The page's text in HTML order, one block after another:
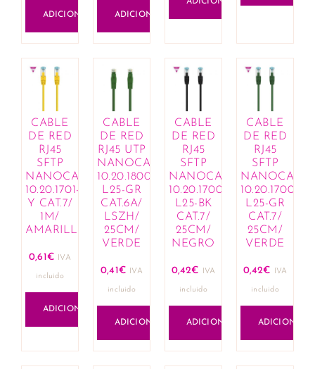
ADICIONAR ADICIONAR
CABLE
DE RED
RJ45
SFTP
NANOCABLE
10.20.1701-
Y CAT.7/
1M/
AMARILLO
0,61 € IVA
incluido
ADICIONAR
CABLE
DE RED
RJ45 UTP
NANOCABLE
10.20.1800-
L25-GR
CAT.6A/
LSZH/
25CM/
VERDE
0,41 € IVA
incluido
ADICIONAR
CABLE
DE RED
RJ45
SFTP
NANOCABLE
10.20.1700-
L25-BK
CAT.7/
25CM/
NEGRO
0,42€ IVA
incluido
ADICIONAR
CABLE
DE RED
RJ45
SFTP
NANOCABLE
10.20.1700-
L25-GR
CAT.7/
25CM/
VERDE
0,42€ IVA
incluido
ADICIONAR